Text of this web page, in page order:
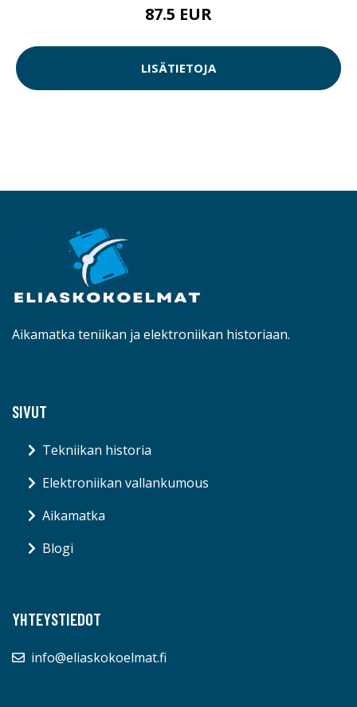
87.5 EUR
LISÄTIETOJA
Aikamatka teniikan ja elektroniikan historiaan.
SIVUT
Tekniikan historia
Elektroniikan vallankumous
Aikamatka
Blogi
YHTEYSTIEDOT
info@eliaskokoelmat.fi